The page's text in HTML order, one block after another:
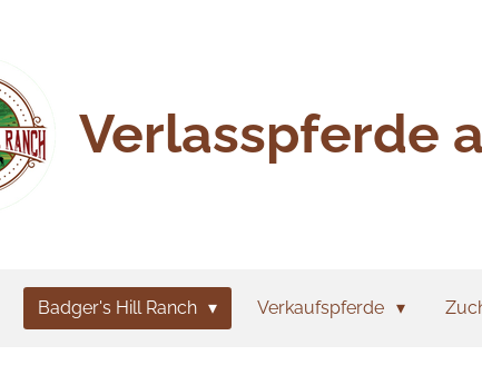
Verlasspferde
Badger's Hill Ranch Verkaufspferde